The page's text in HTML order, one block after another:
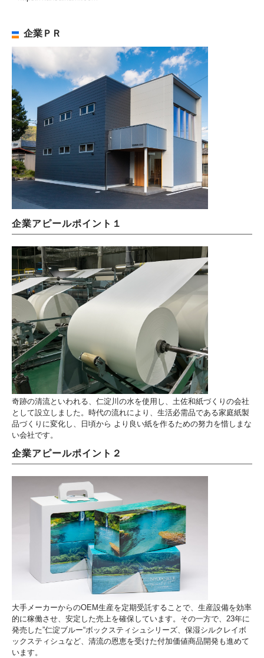
企業ＰＲ
企業アピールポイント１
奇跡の清流といわれる、仁淀川の水を使用し、土佐和紙づくりの会社
として設立しました。時代の流れにより、生活必需品である家庭紙製
品づくりに変化し、日頃から より良い紙を作るための努力を惜しまな
い会社です。
企業アピールポイント２
大手メーカーからのOEM生産を定期受託することで、生産設備を効率
的に稼働させ、安定した売上を確保しています。その一方で、23年に
発売した”仁淀ブルー“ボックスティシュシリーズ、保湿シルクレイボ
ックスティシュなど、清流の恩恵を受けた付加価値商品開発も進めて
います。